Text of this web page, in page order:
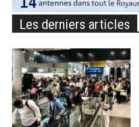
Les derniers articles